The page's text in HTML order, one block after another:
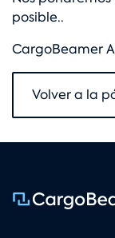
posible..
CargoBeamer
Volver a la